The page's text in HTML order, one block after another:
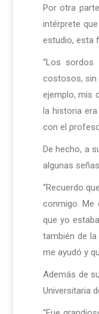
Por otra
intérprete
estudio, esta
“Los sordos
costosos, sin
ejemplo, mis
la historia
con el
De hecho, a
algunas
“Recuerdo
conmigo. Me
que yo
también de
me ayudó y
Además de
Universitaria